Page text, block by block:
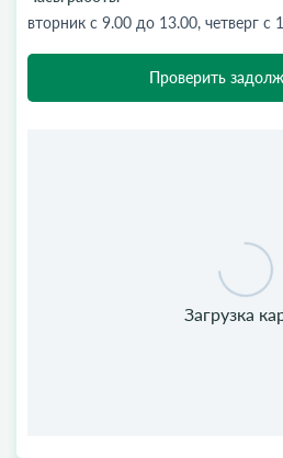
вторник с 9.00 до 13.00, четверг с
Проверить